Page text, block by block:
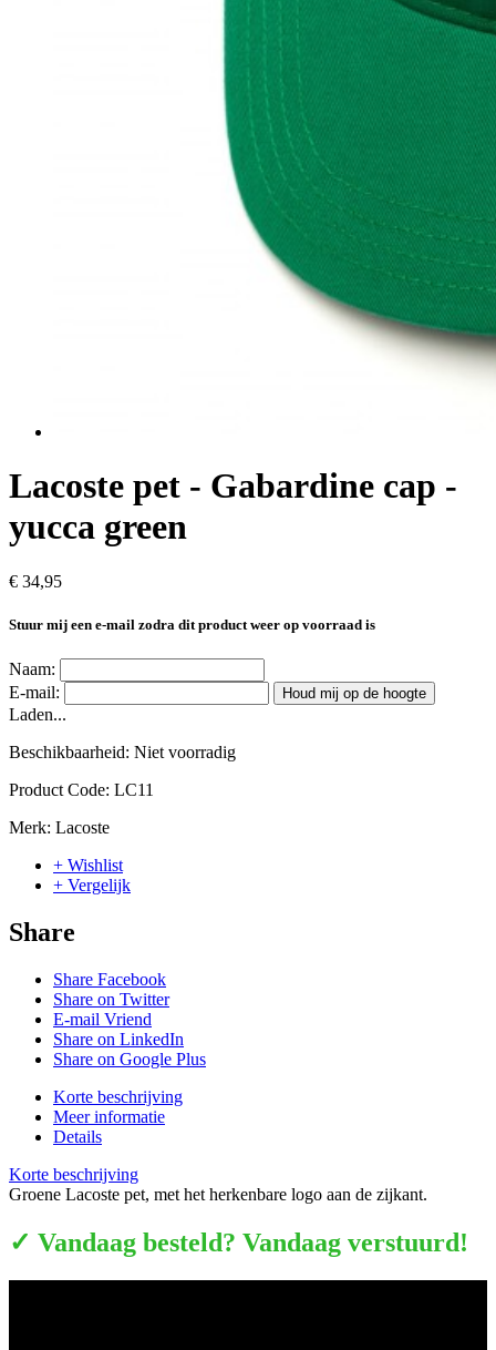
Lacoste pet - Gabardine cap -
yucca green
€ 34,95
Stuur mij een e-mail zodra dit product weer op voorraad is
Naam:
E-mail:
Houd mij op de hoogte
Laden...
Beschikbaarheid: Niet voorradig
Product Code: LC11
Merk: Lacoste
+ Wishlist
+ Vergelijk
Share
Share Facebook
Share on Twitter
E-mail Vriend
Share on LinkedIn
Share on Google Plus
Korte beschrijving
Meer informatie
Details
Korte beschrijving
Groene Lacoste pet, met het herkenbare logo aan de zijkant.
✓ Vandaag besteld? Vandaag verstuurd!